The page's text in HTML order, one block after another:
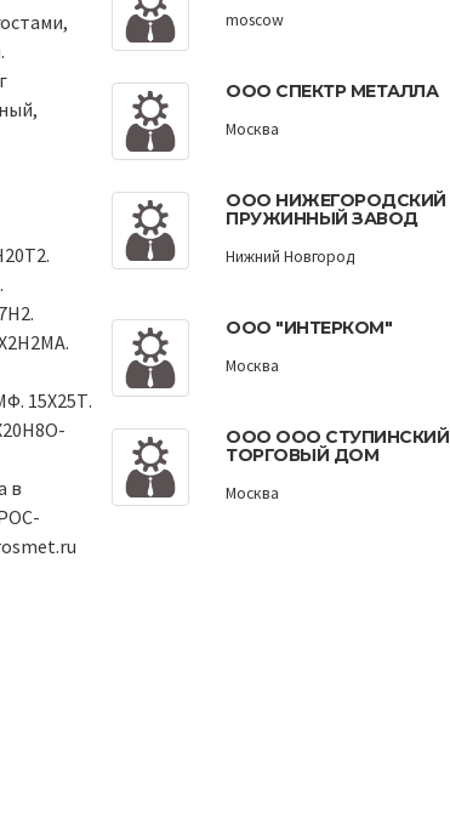
15Х25Т.
в
moscow
ООО СПЕКТР МЕТАЛЛА
Москва
ООО НИЖЕГОРОДСКИЙ
ПРУЖИННЫЙ ЗАВОД
Нижний Новгород
ООО "ИНТЕРКОМ"
Москва
ООО ООО СТУПИНСКИЙ
ТОРГОВЫЙ ДОМ
Москва